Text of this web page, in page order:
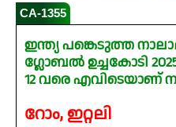
CA-1355
ഇന്ത്യ പങ്കെടുത്ത
ഗ്ലോബൽ ഉച്ചകോടി
12 വരെ എവിടെയാണ്
റോം, ഇറ്റലി